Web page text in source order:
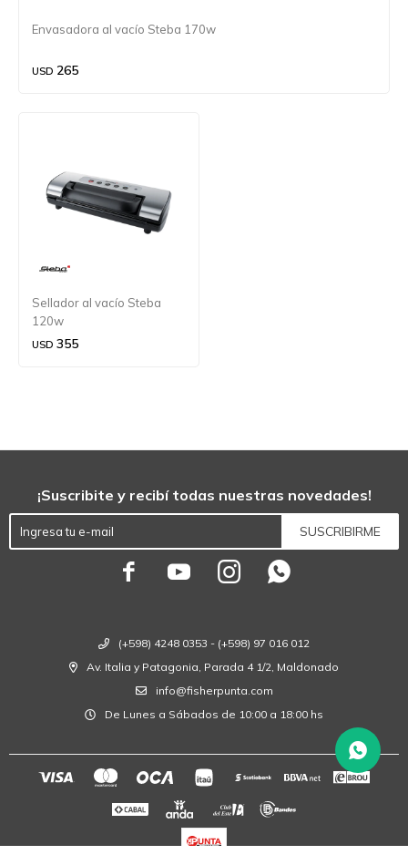
Envasadora al vacío Steba 170w
USD 265
Sellador al vacío Steba
120w
USD 355
(+598) 4248 0353 - (+598) 97 016 012
Av. Italia y Patagonia, Parada 4 1/2, Maldonado
info@fisherpunta.com
De Lunes a Sábados de 10:00 a 18:00 hs
¡Suscribite y recibí todas nuestras novedades!
SUSCRIBIRME
   